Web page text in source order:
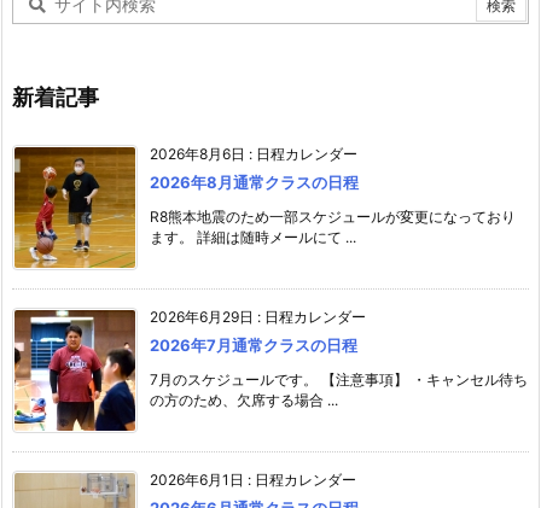
新着記事
2026年8月6日 : 日程カレンダー
2026年8月通常クラスの日程
R8熊本地震のため一部スケジュールが変更になっており
ます。 詳細は随時メールにて ...
2026年6月29日 : 日程カレンダー
2026年7月通常クラスの日程
7月のスケジュールです。 【注意事項】 ・キャンセル待ち
の方のため、欠席する場合 ...
2026年6月1日 : 日程カレンダー